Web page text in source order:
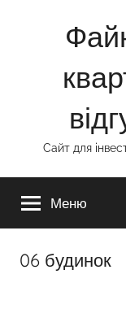
Сайт для
Меню
06 будинок